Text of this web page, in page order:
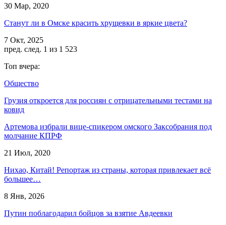
30 Мар, 2020
Станут ли в Омске красить хрущевки в яркие цвета?
7 Окт, 2025
пред. след. 1 из 1 523
Топ вчера:
Общество
Грузия откроется для россиян с отрицательными тестами на
ковид
Артемова избрали вице-спикером омского Заксобрания под
молчание КПРФ
21 Июл, 2020
Нихао, Китай! Репортаж из страны, которая привлекает всё
большее…
8 Янв, 2026
Путин поблагодарил бойцов за взятие Авдеевки